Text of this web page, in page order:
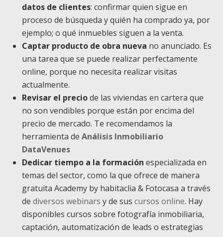
datos de clientes: confirmar quien sigue en
proceso de búsqueda y quién ha comprado ya, por
ejemplo; o qué inmuebles siguen a la venta.
Captar producto de obra nueva no anunciado. Es
una tarea que se puede realizar perfectamente
online, porque no necesita realizar visitas
actualmente.
Revisar el preciode las viviendas en cartera que
no son vendibles porque están por encima del
precio de mercado. Te recomendamos la
herramienta de Análisis Inmobiliario
DataVenues
Dedicar tiempo a la formación especializada en
temas del sector, como la que ofrece de manera
gratuita Academy by habitaclia & Fotocasa a través
de diversos webinars y de sus cursos online. Hay
disponibles cursos sobre fotografía inmobiliaria,
captación, automatización de leads o estrategias